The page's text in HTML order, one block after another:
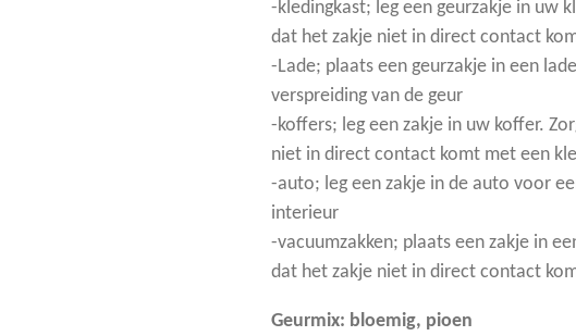
-kledingkast; leg een geurzakje in uw
dat het zakje niet in direct contact
-Lade; plaats een geurzakje in een
verspreiding van de geur
-koffers; leg een zakje in uw koffer.
niet in direct contact komt met een
-auto; leg een zakje in de auto voor
interieur
-vacuumzakken; plaats een zakje in
dat het zakje niet in direct contact
Geurmix: bloemig, pioen